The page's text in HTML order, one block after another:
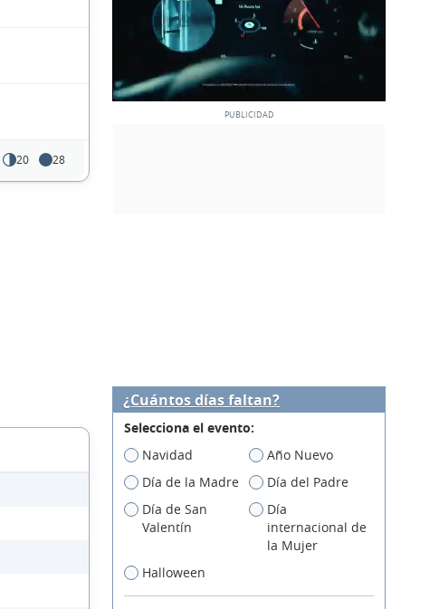
20 28
¿Cuántos días faltan?
Selecciona el evento:
Navidad
Año Nuevo
Día de la Madre
Día del Padre
Día de San
Valentín
Día
internacional de
la Mujer
Halloween